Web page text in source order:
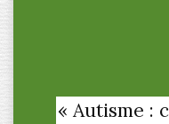
« Autisme :